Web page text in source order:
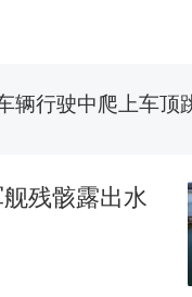
辆行驶中爬上车顶
海 目击者直呼震
残骸露出水